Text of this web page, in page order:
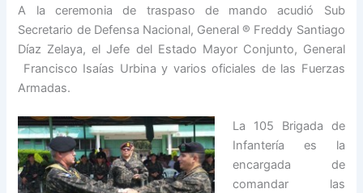
A la ceremonia de traspaso de mando acudió Sub
Secretario de Defensa Nacional, General ® Freddy Santiago
Díaz Zelaya, el Jefe del Estado Mayor Conjunto, General
Francisco Isaías Urbina y varios oficiales de las Fuerzas
Armadas.
La 105 Brigada de
Infantería es la
encargada de
comandar las